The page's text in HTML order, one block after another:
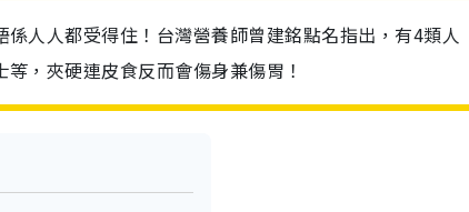
人人都受得住！台灣營養師曾建銘點名指出，有4類人
，夾硬連皮食反而會傷身兼傷胃！